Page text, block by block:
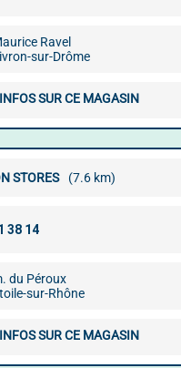
Ravel
sur-Drôme
SUR CE MAGASIN
STORES (7.6 km)
du Péroux
sur-Rhône
SUR CE MAGASIN